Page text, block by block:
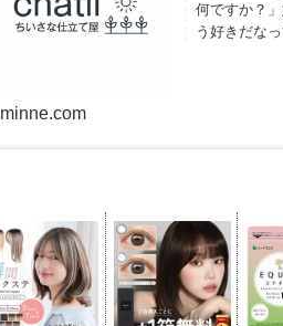
何ですか？
う好きだな
minne.com